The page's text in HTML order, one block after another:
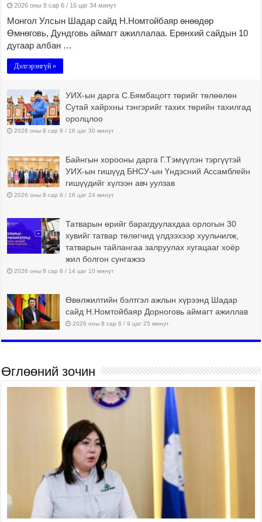
2026 оны 8 сар 6 / 16 цаг 34 минут
Монгол Улсын Шадар сайд Н.Номтойбаяр өнөөдөр
Өмнөговь, Дундговь аймагт ажиллалаа. Ерөнхий сайдын 10
дугаар албан …
Дэлгэрэнгүй »
УИХ-ын дарга С.Бямбацогт төрийг төлөөлөн
Сутай хайрхны тэнгэрийг тахих төрийн тахилгад
оролцлоо
2026 оны 8 сар 6 / 16 цаг 30 минут
Байнгын хорооны дарга Г.Тэмүүлэн тэргүүтэй
УИХ-ын гишүүд БНСУ-ын Үндэсний Ассамблейн
гишүүдийг хүлээн авч уулзав
2026 оны 8 сар 6 / 16 цаг 24 минут
Татварын өрийг барагдуулахдаа орлогын 30
хувийг татвар төлөгчид үлдээхээр хуульчилж,
татварын тайлангаа залруулах хугацааг хоёр
жил болгон сунгажээ
2026 оны 8 сар 6 / 14 цаг 10 минут
Өвөлжилтийн бэлтгэл ажлын хүрээнд Шадар
сайд Н.Номтойбаяр Дорноговь аймагт ажиллав
2026 оны 8 сар 6 / 9 цаг 25 минут
Өглөөний зочин